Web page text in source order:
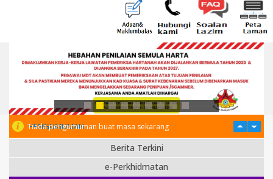
PENGUMUMAN
Tiada pengumuman buat masa sekarang
Berita Terkini
e-Perkhidmatan